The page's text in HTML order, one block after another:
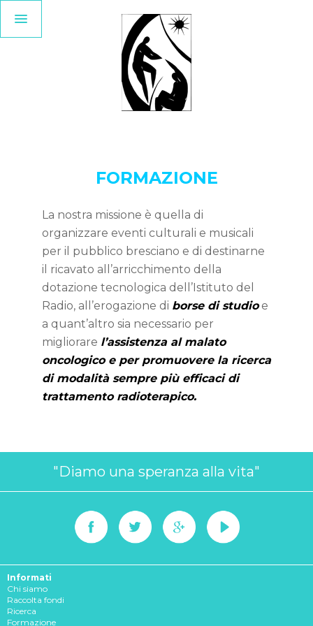
FORMAZIONE
La nostra missione è quella di
organizzare eventi culturali e musicali
per il pubblico bresciano e di destinarne
il ricavato all’arricchimento della
dotazione tecnologica dell’Istituto del
Radio, all’erogazione di borse di studioe
a quant’altro sia necessario per
migliorare l’assistenza al malato
oncologico e per promuovere la ricerca
di modalità sempre più efficaci di
trattamento radioterapico.
"Diamo una speranza alla vita"
Informati
Chi siamo
Raccolta fondi
Ricerca
Formazione